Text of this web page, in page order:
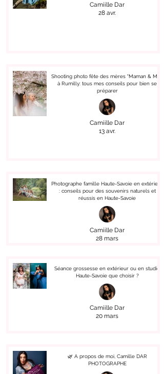
Camiille Dar
28 avr.
Shooting photo fête des mères "Maman & Moi"
à Rumilly: tous mes conseils pour bien se
préparer
Camiille Dar
13 avr.
Photographe famille Haute-Savoie en extérieur
: conseils pour des souvenirs naturels et
réussis en Haute-Savoie
Camiille Dar
28 mars
Séance grossesse en extérieur ou en studio
Haute-Savoie que choisir ?
Camiille Dar
20 mars
🌿 A propos de moi, Camille DAR
PHOTOGRAPHE